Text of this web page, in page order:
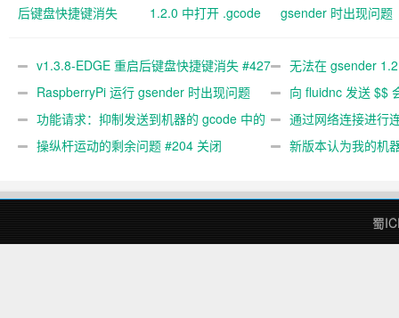
后键盘快捷键消失
1.2.0 中打开 .gcode
gsender 时出现问题
v1.3.8-EDGE 重启后键盘快捷键消失 #427
关闭
无法在 gsender
#367
RaspberryPi 运行 gsender 时出现问题
#89
向 fluidnc 发送 $$
#473
功能请求：抑制发送到机器的 gcode 中的
gcode 注释。 #444 关闭
通过网络连接进行
操纵杆运动的剩余问题 #204 关闭
新版本认为我的机
蜀